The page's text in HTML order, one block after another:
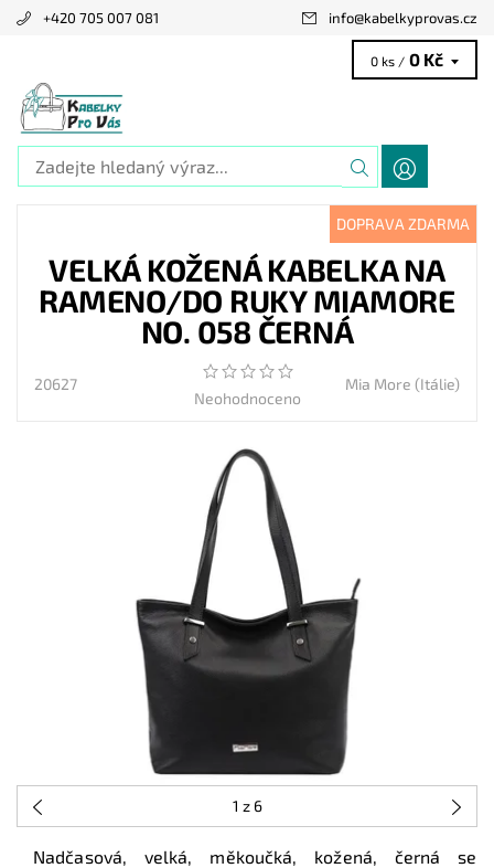
+420 705 007 081 info@kabelkyprovas.cz
0 ks / 0 Kč
DOPRAVA ZDARMA
VELKÁ KOŽENÁ KABELKA NA
RAMENO/DO RUKY MIAMORE
NO. 058 ČERNÁ
20627
Neohodnoceno
Mia More (Itálie)
1 z 6
Nadčasová, velká, měkoučká, kožená, černá se